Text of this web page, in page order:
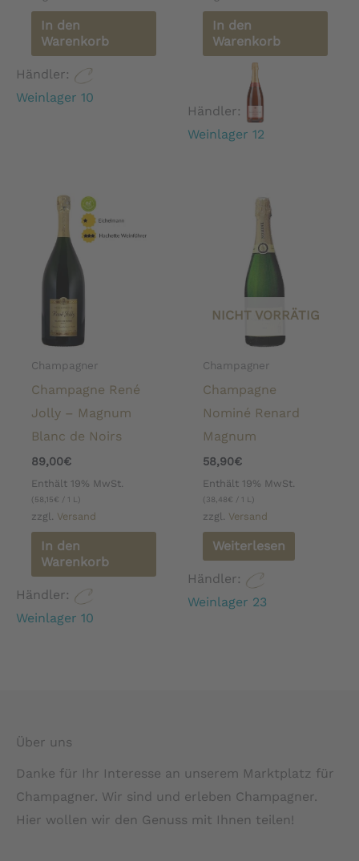
In den
Warenkorb
Händler:
Weinlager 10
In den
Warenkorb
Händler:
Weinlager 12
Champagner
Champagne René
Jolly – Magnum
Blanc de Noirs
89,00€
Enthält 19% MwSt.
(58,15€ / 1 L)
zzgl. Versand
In den
Warenkorb
Händler:
Weinlager 10
NICHT VORRÄTIG
Champagner
Champagne
Nominé Renard
Magnum
58,90€
Enthält 19% MwSt.
(38,48€ / 1 L)
zzgl. Versand
Weiterlesen
Händler:
Weinlager 23
Über uns
Danke für Ihr Interesse an unserem Marktplatz für
Champagner. Wir sind und erleben Champagner.
Hier wollen wir den Genuss mit Ihnen teilen!